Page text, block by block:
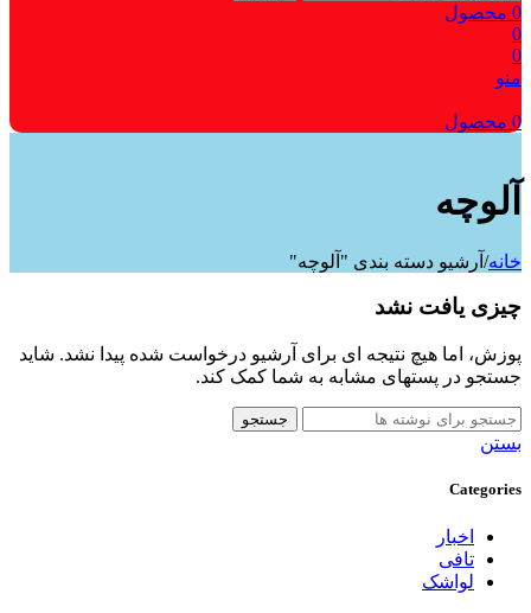
0 محصول
0
0
منو
0 محصول
آلوچه
خانه/ آرشیو دسته بندی "آلوچه"
چیزی یافت نشد
پوزش، اما هیچ نتیجه ای برای آرشیو درخواست شده پیدا نشد. شاید
جستجو در پستهای مشابه به شما کمک کند.
جستجو
بستن
Categories
اخبار
تافی
لواشک